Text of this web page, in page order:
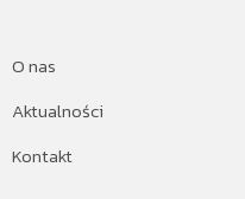
O nas
Aktualności
Kontakt